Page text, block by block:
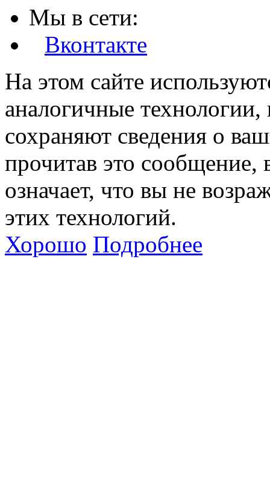
Мы в сети:
Вконтакте
На этом сайте
аналогичные технологии,
сохраняют сведения о
прочитав это сообщение,
означает, что вы не
этих технологий.
Хорошо Подробнее